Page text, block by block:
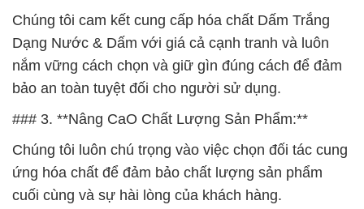
Chúng tôi cam kết cung cấp hóa chất Dấm Trắng
Dạng Nước & Dấm với giá cả cạnh tranh và luôn
nắm vững cách chọn và giữ gìn đúng cách để đảm
bảo an toàn tuyệt đối cho người sử dụng.
### 3. **Nâng CaO Chất Lượng Sản Phẩm:**
Chúng tôi luôn chú trọng vào việc chọn đối tác cung
ứng hóa chất để đảm bảo chất lượng sản phẩm
cuối cùng và sự hài lòng của khách hàng.